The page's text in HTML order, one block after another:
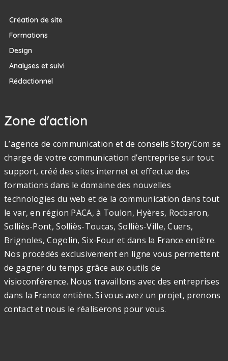
Création de site
Formations
Design
Analyses et suivi
Rédactionnel
Zone d'action
L’agence de communication et de conseils StoryCom se
charge de votre communication d’entreprise sur tout
support, créé des sites internet et effectue des
formations dans le domaine des nouvelles
technologies du web et de la communication dans tout
le var, en région PACA, à Toulon, Hyères, Rocbaron,
Solliès-Pont, Solliès-Toucas, Solliès-Ville, Cuers,
Brignoles, Cogolin, Six-Four et dans la France entière.
Nos procédés exclusivement en ligne vous permettent
de gagner du temps grâce aux outils de
visioconférence. Nous travaillons avec des entreprises
dans la France entière. Si vous avez un projet, prenons
contact et nous le réaliserons pour vous.